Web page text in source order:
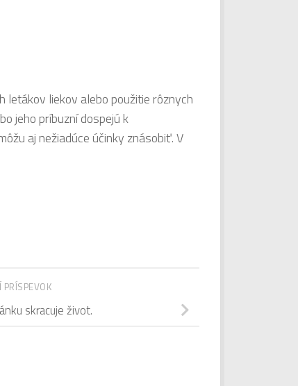
letákov liekov alebo použitie rôznych
jeho príbuzní dospejú k
aj nežiadúce účinky znásobiť. V
PRÍSPEVOK
skracuje život.